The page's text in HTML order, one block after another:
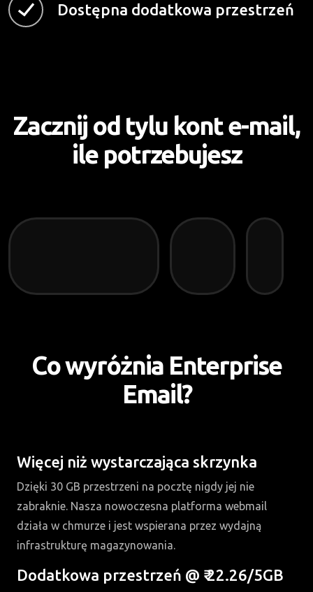
Dostępna dodatkowa przestrzeń
Zacznij od tylu kont e-mail,
ile potrzebujesz
Co wyróżnia Enterprise
Email?
Więcej niż wystarczająca skrzynka
Dzięki 30 GB przestrzeni na pocztę nigdy jej nie
zabraknie. Nasza nowoczesna platforma webmail
działa w chmurze i jest wspierana przez wydajną
infrastrukturę magazynowania.
Dodatkowa przestrzeń @ ₹ 22.26/5GB